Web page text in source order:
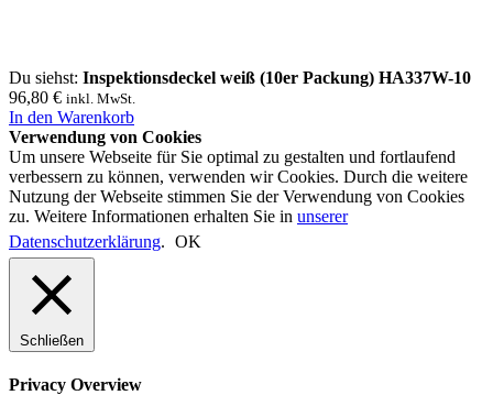
Du siehst: Inspektionsdeckel weiß (10er Packung) HA337W-10
96,80 € inkl. MwSt.
In den Warenkorb
Verwendung von Cookies
Um unsere Webseite für Sie optimal zu gestalten und fortlaufend
verbessern zu können, verwenden wir Cookies. Durch die weitere
Nutzung der Webseite stimmen Sie der Verwendung von Cookies
zu. Weitere Informationen erhalten Sie in unserer
Datenschutzerklärung. OK
Schließen
Privacy Overview